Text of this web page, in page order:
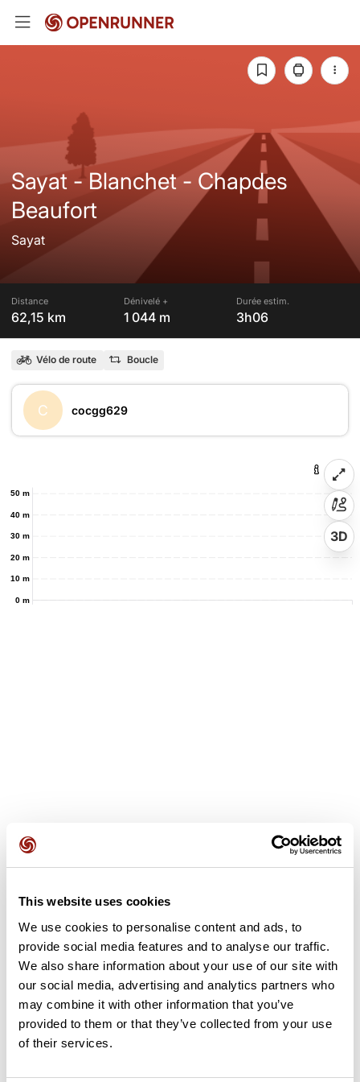
This website uses cookies
We use cookies to personalise content and ads, to
provide social media features and to analyse our traffic.
We also share information about your use of our site with
our social media, advertising and analytics partners who
may combine it with other information that you’ve
provided to them or that they’ve collected from your use
of their services.
Sayat - Blanchet - Chapdes
Beaufort
Sayat
Distance
62,15 km
Dénivelé +
1 044 m
Durée estim.
3h06
Vélo de route Boucle
C cocgg629
0 m
10 m
20 m
30 m
40 m
50 m
3D
Ajouter un avis
Découvrez ce parcours de vélo de 62,2 km à proximité de